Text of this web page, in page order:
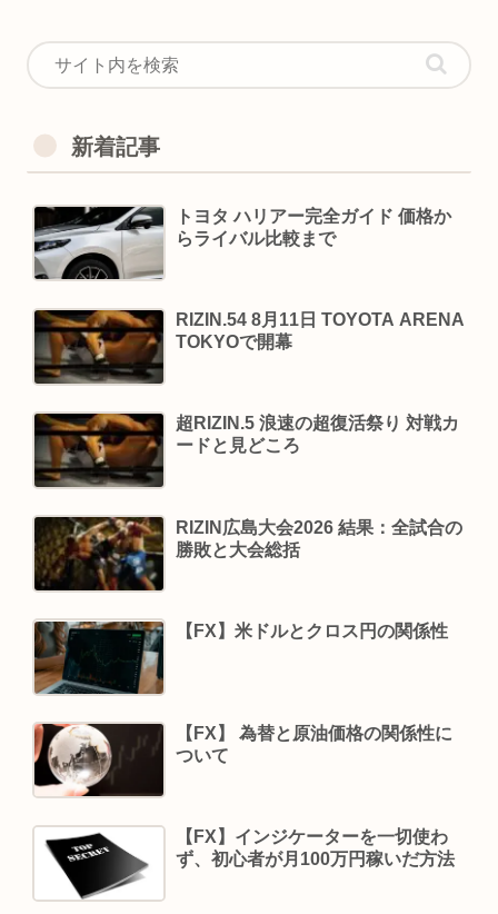
新着記事
トヨタ ハリアー完全ガイド 価格か
らライバル比較まで
RIZIN.54 8月11日 TOYOTA ARENA
TOKYOで開幕
超RIZIN.5 浪速の超復活祭り 対戦カ
ードと見どころ
RIZIN広島大会2026 結果：全試合の
勝敗と大会総括
【FX】米ドルとクロス円の関係性
【FX】 為替と原油価格の関係性に
ついて
【FX】インジケーターを一切使わ
ず、初心者が月100万円稼いだ方法